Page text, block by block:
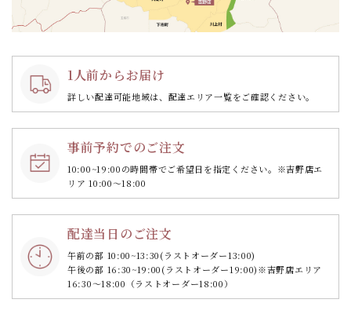
1人前からお届け
詳しい配達可能地域は、配達エリア一覧をご確認ください。
事前予約でのご注文
10:00~19:00の時間帯でご希望日を指定ください。 ※吉野店エ
リア 10:00～18:00
配達当日のご注文
午前の部 10:00~13:30(ラストオーダー13:00)
午後の部 16:30~19:00(ラストオーダー19:00)※吉野店エリア
16:30～18:00（ラストオーダー18:00）